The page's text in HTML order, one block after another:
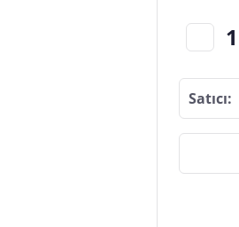
Satıcı: